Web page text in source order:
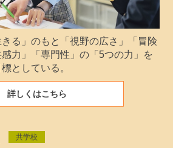
る」のもと「視野の広さ」「冒険
力」「専門性」の「5つの力」を
としている。
詳しくはこちら
共学校